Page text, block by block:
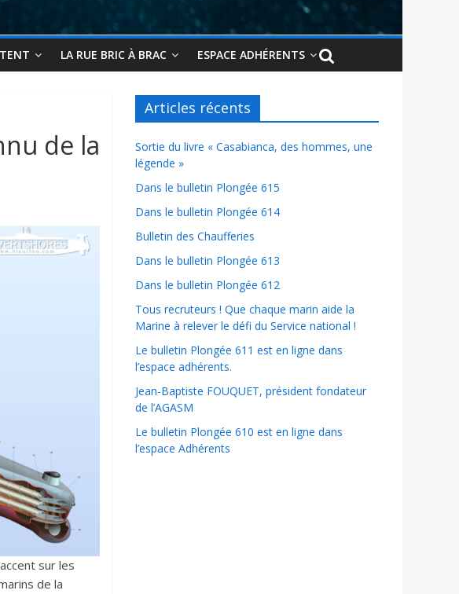
LA RUE BRIC À BRAC ESPACE ADHÉRENTS
de la
sur les
de la
Articles récents
Sortie du livre « Casabianca, des hommes, une
légende »
Dans le bulletin Plongée 615
Dans le bulletin Plongée 614
Bulletin des Chaufferies
Dans le bulletin Plongée 613
Dans le bulletin Plongée 612
Tous recruteurs ! Que chaque marin aide la
Marine à relever le défi du Service national !
Le bulletin Plongée 611 est en ligne dans
l’espace adhérents.
Jean-Baptiste FOUQUET, président fondateur
de l’AGASM
Le bulletin Plongée 610 est en ligne dans
l’espace Adhérents